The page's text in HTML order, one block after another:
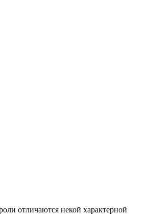
отличаются некой характерной